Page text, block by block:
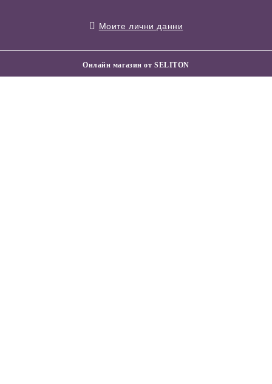
Моите лични данни
Онлайн магазин от SELITON